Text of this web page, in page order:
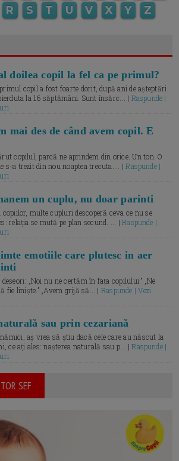
R S T U V X Y Z
doilea copil la fel ca pe primul?
copil a fost foarte dorit, după ani de așteptări
la 16 săptămâni. Sunt însărc... | Raspunde |
mai des de când avem copil. E
copilul, parcă ne aprindem din orice. Un ton. O
s-a trezit din nou noaptea trecuta.... |Raspunde |
un cuplu, nu doar parinti
copiilor, multe cupluri descoperă ceva ce nu se
relația se mută pe plan secund. ... |Raspunde |
emotiile care plutesc in aer
„Noi nu ne certăm în fața copilului.” „Ne
fie liniște.” „Avem grijă să... | Raspunde | Vezi
sau prin cezariană
aș vrea să știu dacă cele care au născut la
ce ați ales: nașterea naturală sau p... |Raspunde |
SEF